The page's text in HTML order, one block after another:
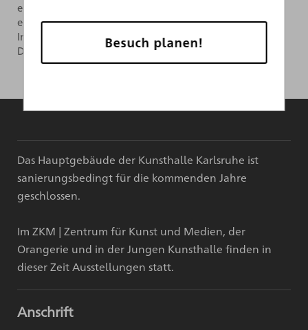
einverstanden. Das Abonnement kann jederzeit über
einen Link im Newsletter widerrufen werden. Weitere
Informationen finden Sie in unserer
Datenschutzerklärung.
Das Hauptgebäude der Kunsthalle Karlsruhe ist
sanierungsbedingt für die kommenden Jahre
geschlossen.
Im ZKM | Zentrum für Kunst und Medien, der
Orangerie und in der Jungen Kunsthalle finden in
dieser Zeit Ausstellungen statt.
Anschrift
Besuch planen!